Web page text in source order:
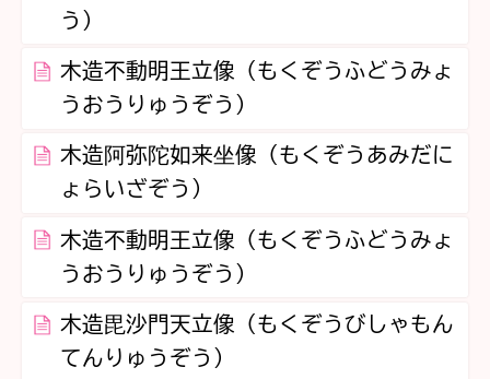
う）
木造不動明王立像（もくぞうふどうみょ
うおうりゅうぞう）
木造阿弥陀如来坐像（もくぞうあみだに
ょらいざぞう）
木造不動明王立像（もくぞうふどうみょ
うおうりゅうぞう）
木造毘沙門天立像（もくぞうびしゃもん
てんりゅうぞう）